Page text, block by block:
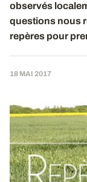
observés
questions nous
repères pour
18 MAI 2017